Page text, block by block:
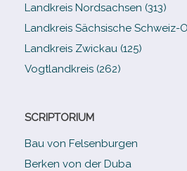
Landkreis Nordsachsen (313)
Landkreis Sächsische Schweiz-​
Landkreis Zwickau (125)
Vogtlandkreis (262)
SCRIPTORIUM
Bau von Felsenburgen
Berken von der Duba